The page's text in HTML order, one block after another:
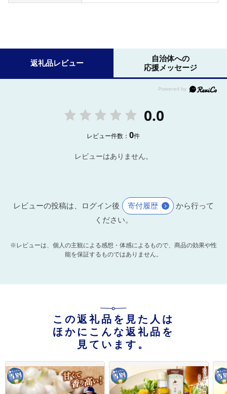
返礼品レビュー
自治体への
応援メッセージ
0.0
レビュー件数：0件
レビューはありません。
レビューの投稿は、ログイン後 寄付履歴
から行って
ください。
※レビューは、個人の主観による感想・体感によるもので、商品の効果や性
能を保証するものではありません。
この返礼品を見た人は
ほかにこんな返礼品を
見ています。